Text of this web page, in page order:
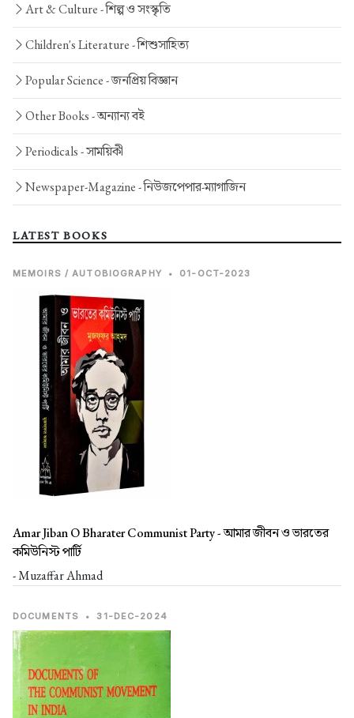
Art & Culture -শিল্প ও সংস্কৃতি
Children's Literature -শিশুসাহিত্য
Popular Science -জনপ্রিয় বিজ্ঞান
Other Books -অন্যান্য বই
Periodicals -সাময়িকী
Newspaper-Magazine -নিউজপেপার-ম্যাগাজিন
LATEST BOOKS
MEMOIRS / AUTOBIOGRAPHY • 01-OCT-2023
Amar Jiban O Bharater Communist Party -আমার জীবন ও ভারতের
কমিউনিস্ট পার্টি
- Muzaffar Ahmad
DOCUMENTS • 31-DEC-2024